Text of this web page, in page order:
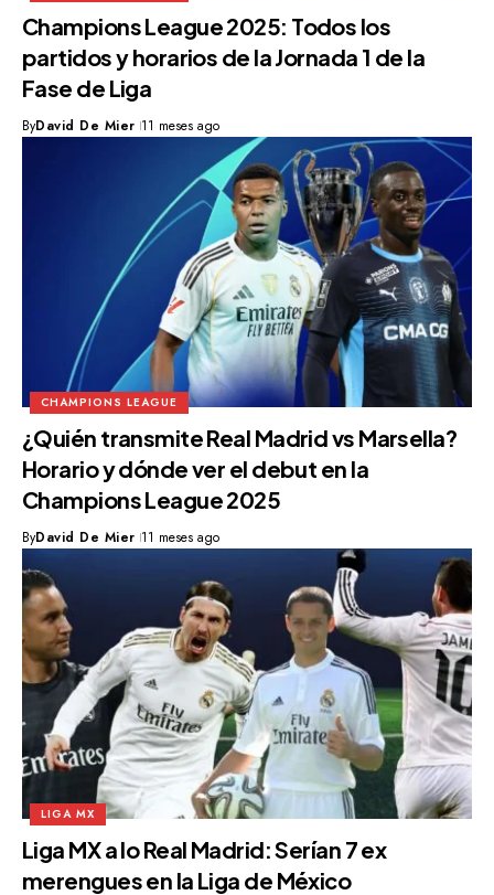
Champions League 2025: Todos los
partidos y horarios de la Jornada 1 de la
Fase de Liga
ByDavid De Mier 11 meses ago
CHAMPIONS LEAGUE
¿Quién transmite Real Madrid vs Marsella?
Horario y dónde ver el debut en la
Champions League 2025
ByDavid De Mier 11 meses ago
LIGA MX
Liga MX a lo Real Madrid: Serían 7 ex
merengues en la Liga de México